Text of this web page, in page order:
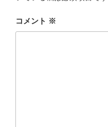
コメント ※